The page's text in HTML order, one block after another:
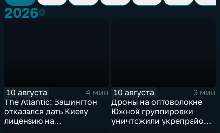
20262026
10 августа
4 мин
The Atlantic: Вашингтон
отказался дать Киеву
лицензию на
10 августа
3 мин
Дроны на оптоволокне
Южной группировки
уничтожили укрепрайон